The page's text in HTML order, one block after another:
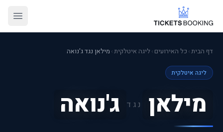
דף הבית› כל האירועים ›ליגה איטלקית› מילאן נגד ג'נואה
ליגה איטלקית
מילאן נגד ג'נואה